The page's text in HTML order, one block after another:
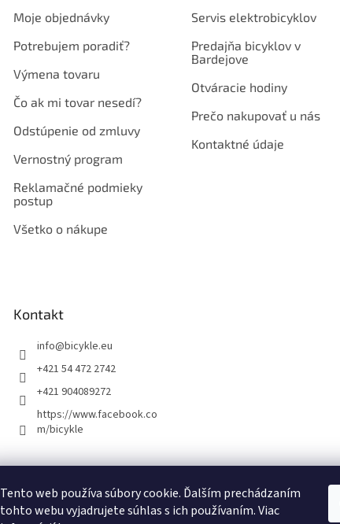
Tento web používa súbory cookie. Ďalším prechádzaním
tohto webu vyjadrujete súhlas s ich používaním. Viac
Moje objednávky
Potrebujem poradiť?
Výmena tovaru
Čo ak mi tovar nesedí?
Odstúpenie od zmluvy
Vernostný program
Reklamačné podmieky
postup
Všetko o nákupe
Servis elektrobicyklov
Predajňa bicyklov v
Bardejove
Otváracie hodiny
Prečo nakupovať u nás
Kontaktné údaje
Kontakt
info@bicykle.eu
+421 54 472 2742
+421 904089272
https://www.facebook.co
m/bicykle